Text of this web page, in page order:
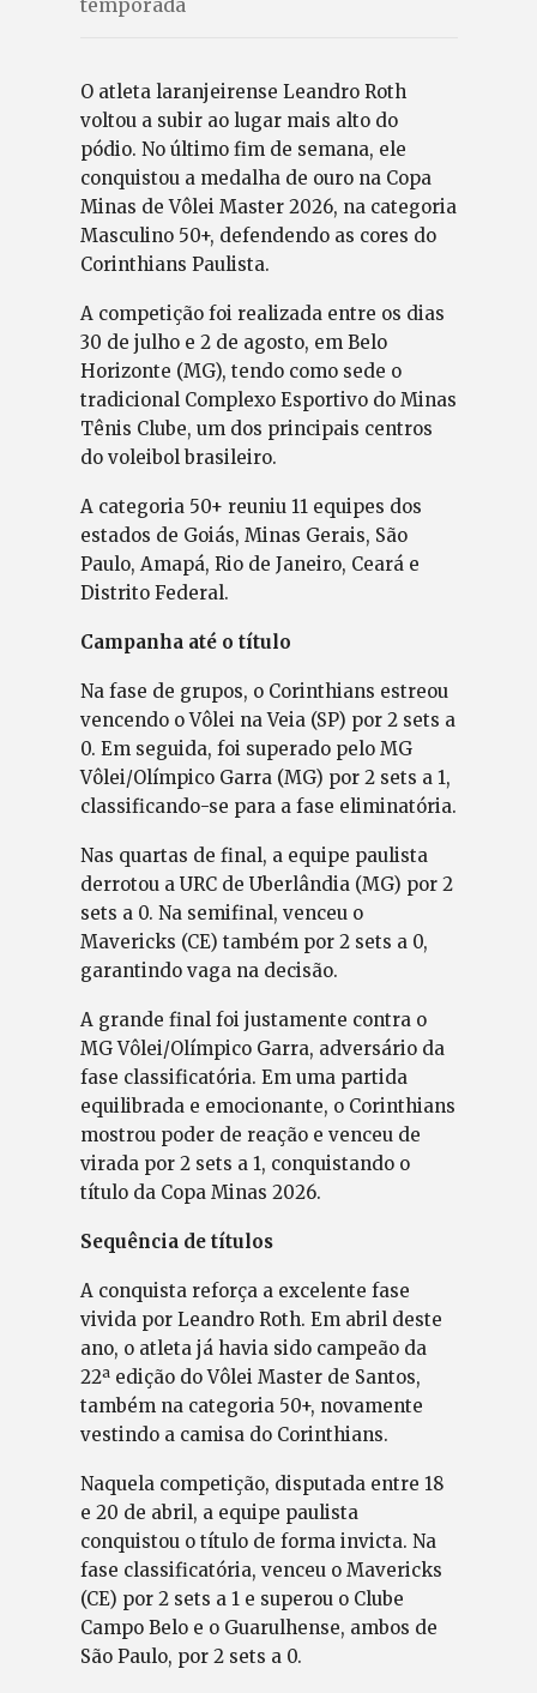
temporada
O atleta laranjeirense Leandro Roth
voltou a subir ao lugar mais alto do
pódio. No último fim de semana, ele
conquistou a medalha de ouro na Copa
Minas de Vôlei Master 2026, na categoria
Masculino 50+, defendendo as cores do
Corinthians Paulista.
A competição foi realizada entre os dias
30 de julho e 2 de agosto, em Belo
Horizonte (MG), tendo como sede o
tradicional Complexo Esportivo do Minas
Tênis Clube, um dos principais centros
do voleibol brasileiro.
A categoria 50+ reuniu 11 equipes dos
estados de Goiás, Minas Gerais, São
Paulo, Amapá, Rio de Janeiro, Ceará e
Distrito Federal.
Campanha até o título
Na fase de grupos, o Corinthians estreou
vencendo o Vôlei na Veia (SP) por 2 sets a
0. Em seguida, foi superado pelo MG
Vôlei/Olímpico Garra (MG) por 2 sets a 1,
classificando-se para a fase eliminatória.
Nas quartas de final, a equipe paulista
derrotou a URC de Uberlândia (MG) por 2
sets a 0. Na semifinal, venceu o
Mavericks (CE) também por 2 sets a 0,
garantindo vaga na decisão.
A grande final foi justamente contra o
MG Vôlei/Olímpico Garra, adversário da
fase classificatória. Em uma partida
equilibrada e emocionante, o Corinthians
mostrou poder de reação e venceu de
virada por 2 sets a 1, conquistando o
título da Copa Minas 2026.
Sequência de títulos
A conquista reforça a excelente fase
vivida por Leandro Roth. Em abril deste
ano, o atleta já havia sido campeão da
22ª edição do Vôlei Master de Santos,
também na categoria 50+, novamente
vestindo a camisa do Corinthians.
Naquela competição, disputada entre 18
e 20 de abril, a equipe paulista
conquistou o título de forma invicta. Na
fase classificatória, venceu o Mavericks
(CE) por 2 sets a 1 e superou o Clube
Campo Belo e o Guarulhense, ambos de
São Paulo, por 2 sets a 0.